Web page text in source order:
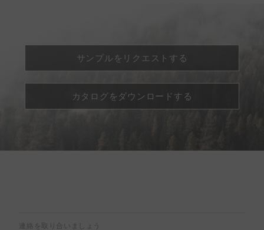
サンプルをリクエストする
カタログをダウンロードする
連絡を取り合いましょう